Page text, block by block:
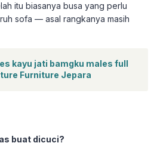
itu biasanya busa yang perlu
sofa — asal rangkanya masih
kayu jati bamgku males full
Furniture Jepara
buat dicuci?